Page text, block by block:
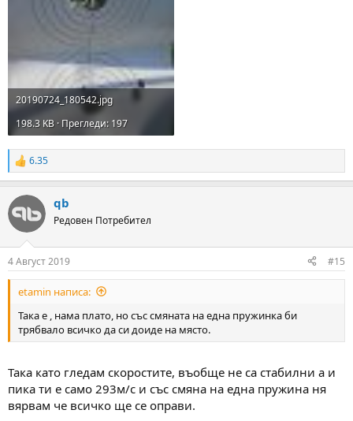
20190724_180542.jpg
198.3 KB · Прегледи: 197
R
e
c
t
i
s
:
6.35
qb
Редовен Потребител
4 Август 2019 #15
etamin написа:
Така е , нама плато, но със смяната на една пружинка би
трябвало всичко да си доиде на място.
Така като гледам скоростите, въобще не са стабилни а и
пика ти е само 293м/с и със смяна на една пружина ня
вярвам че всичко ще се оправи.